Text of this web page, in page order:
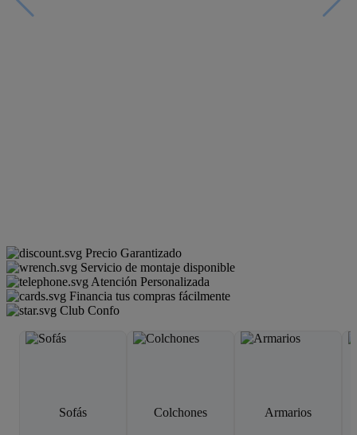
Precio Garantizado
Servicio de montaje disponible
Atención Personalizada
Financia tus compras fácilmente
Club Confo
Sofás Colchones Armarios